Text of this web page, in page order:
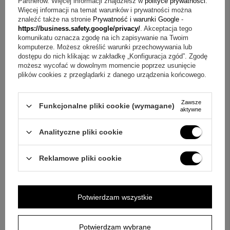
Jeżeli powyższy opis jest dla Ciebie niewystarczający, prześlij nam
swoje pytanie odnośnie tego produktu. Postaramy się odpowiedzieć tak
szybko jak tylko będzie to możliwe.Dane są przetwarzane zgodnie z
polityką prywatności. Przesyłając je, akceptujesz jej postanowienia.
E-mail
Pytanie
Wyślij
OPINIE
Więcej informacji na temat warunków i prywatności można
znaleźć także na stronie Prywatność i warunki Google -
https://business.safety.google/privacy/. Akceptacja tego
komunikatu oznacza zgodę na ich zapisywanie na Twoim
komputerze. Możesz określić warunki przechowywania lub
dostępu do nich klikając w zakładkę „Konfiguracja zgód”. Zgodę
możesz wycofać w dowolnym momencie poprzez usunięcie
plików cookies z przeglądarki z danego urządzenia końcowego.
Funkcjonalne pliki cookie (wymagane)
Zawsze
aktywne
Analityczne pliki cookie
Reklamowe pliki cookie
Potwierdzam wybrane
Potwierdzam wszystkie